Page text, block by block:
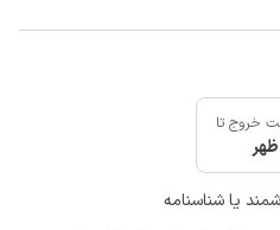
خروج تا
یا شناسنامه